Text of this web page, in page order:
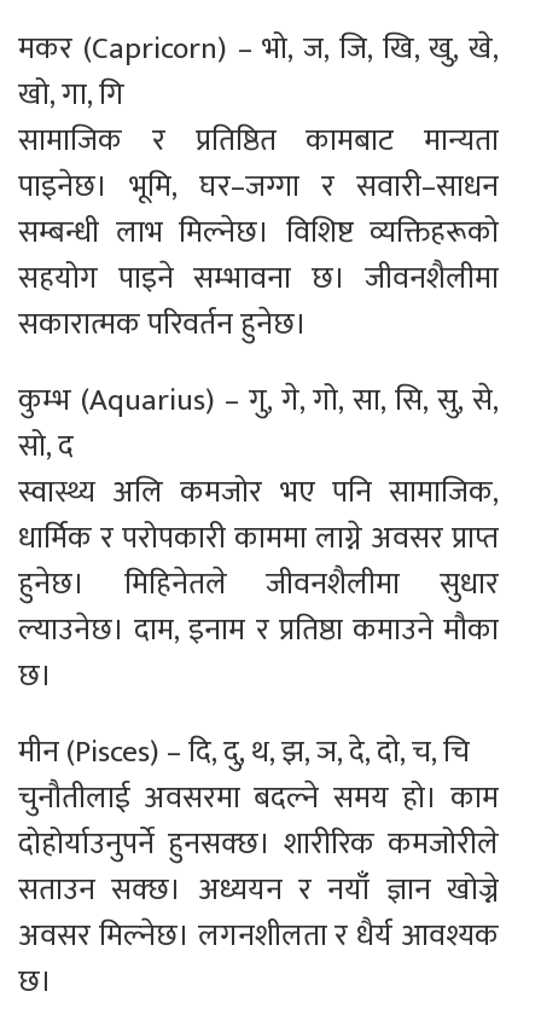
मकर (Capricorn) – भो, ज, जि, खि, खु, खे,
खो, गा, गि
सामाजिक र प्रतिष्ठित कामबाट मान्यता
पाइनेछ। भूमि, घर–जग्गा र सवारी–साधन
सम्बन्धी लाभ मिल्नेछ। विशिष्ट व्यक्तिहरूको
सहयोग पाइने सम्भावना छ। जीवनशैलीमा
सकारात्मक परिवर्तन हुनेछ।
कुम्भ (Aquarius) – गु, गे, गो, सा, सि, सु, से,
सो, द
स्वास्थ्य अलि कमजोर भए पनि सामाजिक,
धार्मिक र परोपकारी काममा लाग्ने अवसर प्राप्त
हुनेछ। मिहिनेतले जीवनशैलीमा सुधार
ल्याउनेछ। दाम, इनाम र प्रतिष्ठा कमाउने मौका
छ।
मीन (Pisces) – दि, दु, थ, झ, ञ, दे, दो, च, चि
चुनौतीलाई अवसरमा बदल्ने समय हो। काम
दोहोर्याउनुपर्ने हुनसक्छ। शारीरिक कमजोरीले
सताउन सक्छ। अध्ययन र नयाँ ज्ञान खोज्ने
अवसर मिल्नेछ। लगनशीलता र धैर्य आवश्यक
छ।